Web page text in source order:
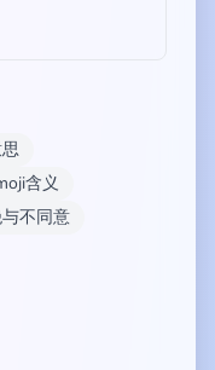
含义
不同意